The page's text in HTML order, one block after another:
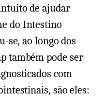
de ajudar
do Intestino
ao longo dos
também pode ser
com
são eles: